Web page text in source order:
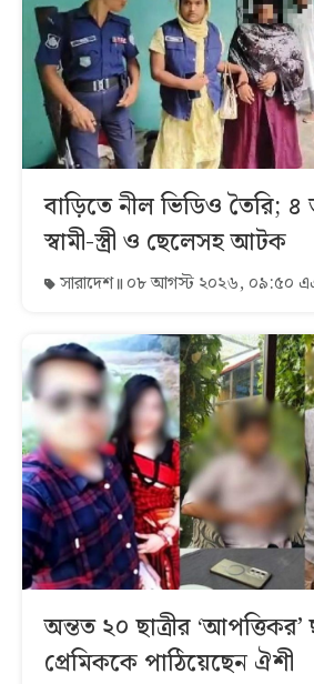
বাড়িতে নীল ভিডিও তৈরি; ৪
স্বামী-স্ত্রী ও ছেলেসহ আটক
সারাদেশ ০৮ আগস্ট ২০২৬, ০৯:৫০
অন্তত ২০ ছাত্রীর
প্রেমিককে পাঠিয়েছেন ঐশী